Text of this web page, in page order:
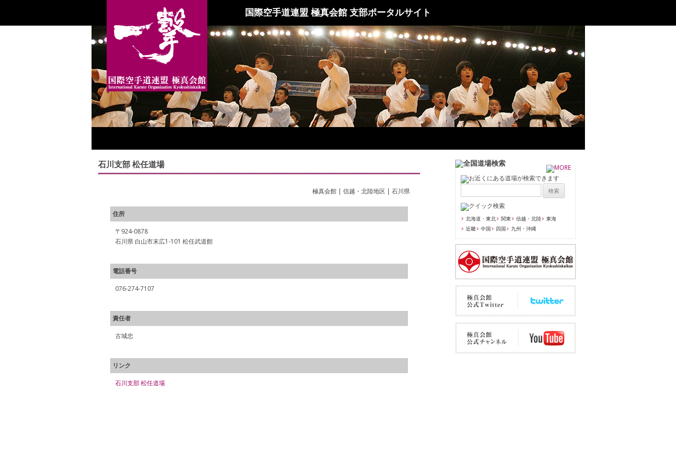
国際空手道連盟 極真会館 支部ポータルサイト
石川支部 松任道場
極真会館 | 信越・北陸地区 | 石川県
住所
〒924-0878
石川県 白山市末広1-101 松任武道館
電話番号
076-274-7107
責任者
古城忠
リンク
石川支部 松任道場
北海道・東北 関東 信越・北陸
東海
近畿
中国 四国 九州・沖縄